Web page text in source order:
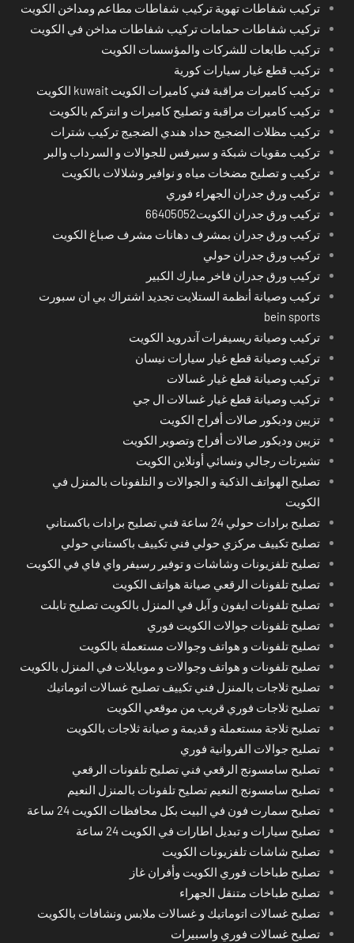
تركيب شفاطات تهوية تركيب شفاطات مطاعم ومداخن الكويت
تركيب شفاطات حمامات تركيب شفاطات مداخن في الكويت
تركيب طابعات للشركات والمؤسسات الكويت
تركيب قطع غيار سيارات كورية
تركيب كاميرات مراقبة فني كاميرات الكويت kuwait الكويت
تركيب كاميرات مراقبة و تصليح كاميرات و انتركم بالكويت
تركيب مظلات الضجيج حداد هندي الضجيج تركيب شترات
تركيب مقويات شبكة و سيرفس للجوالات و السرداب والبر
تركيب و تصليح مضخات مياه و نوافير وشلالات بالكويت
تركيب ورق جدران الجهراء فوري
تركيب ورق جدران الكويت66405052
تركيب ورق جدران بمشرف دهانات مشرف صباغ الكويت
تركيب ورق جدران حولي
تركيب ورق جدران فاخر مبارك الكبير
تركيب وصيانة أنظمة الستلايت تجديد اشتراك بي ان سبورت
bein sports
تركيب وصيانة ريسيفرات آندرويد الكويت
تركيب وصيانة قطع غيار سيارات نيسان
تركيب وصيانة قطع غيار غسالات
تركيب وصيانة قطع غيار غسالات ال جي
تزيين وديكور صالات أفراح الكويت
تزيين وديكور صالات أفراح وتصوير الكويت
تشيرتات رجالي ونسائي أونلاين الكويت
تصليح الهواتف الذكية و الجوالات و التلفونات بالمنزل في
الكويت
تصليح برادات حولي 24 ساعة فني تصليح برادات باكستاني
تصليح تكييف مركزي حولي فني تكييف باكستاني حولي
تصليح تلفزيونات وشاشات و توفير رسيفر واي فاي في الكويت
تصليح تلفونات الرقعي صيانة هواتف الكويت
تصليح تلفونات ايفون و آبل في المنزل بالكويت تصليح تابلت
تصليح تلفونات جوالات الكويت فوري
تصليح تلفونات و هواتف وجوالات مستعملة بالكويت
تصليح تلفونات و هواتف وجوالات و موبايلات في المنزل بالكويت
تصليح ثلاجات بالمنزل فني تكييف تصليح غسالات اتوماتيك
تصليح ثلاجات فوري قريب من موقعي الكويت
تصليح ثلاجة مستعملة و قديمة و صيانة ثلاجات بالكويت
تصليح جوالات الفروانية فوري
تصليح سامسونج الرقعي فني تصليح تلفونات الرقعي
تصليح سامسونج النعيم تصليح تلفونات بالمنزل النعيم
تصليح سمارت فون في البيت بكل محافظات الكويت 24 ساعة
تصليح سيارات و تبديل اطارات في الكويت 24 ساعة
تصليح شاشات تلفزيونات الكويت
تصليح طباخات فوري الكويت وأفران غاز
تصليح طباخات متنقل الجهراء
تصليح غسالات اتوماتيك و غسالات ملابس ونشافات بالكويت
تصليح غسالات فوري واسبيرات